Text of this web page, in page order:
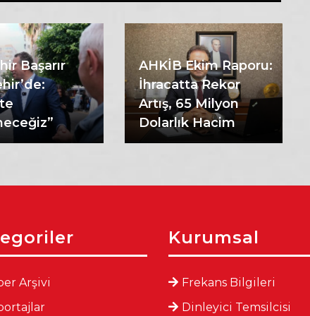
Başarır
AHKİB Ekim Raporu:
İhracatta Rekor
Artış, 65 Milyon
Dolarlık Hacim
Arşivi
Kurumsal
Frekans Bilgileri
Dinleyici Temsilcisi